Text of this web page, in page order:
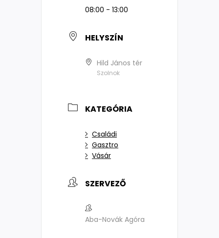
08:00 - 13:00
HELYSZÍN
Hild János tér
Szolnok
KATEGÓRIA
Családi
Gasztro
Vásár
SZERVEZŐ
Aba-Novák Agóra